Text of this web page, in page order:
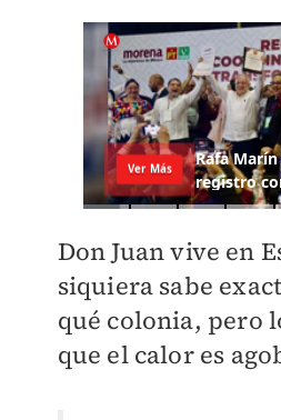
Don Juan vive en
siquiera sabe
qué colonia, pero
que el calor es